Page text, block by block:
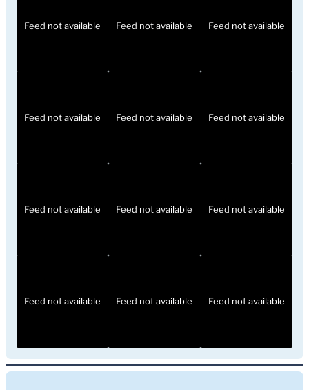
Feed not available Feed not available Feed not available
Feed not available Feed not available Feed not available
Feed not available Feed not available Feed not available
Feed not available Feed not available Feed not available